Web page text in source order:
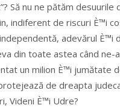
Să nu ne pătăm
indiferent de riscuri È™i
adevărul È™i
din toate astea când ne-
un milion È™i jumătate
de dreapta
Videni È™i Udre?